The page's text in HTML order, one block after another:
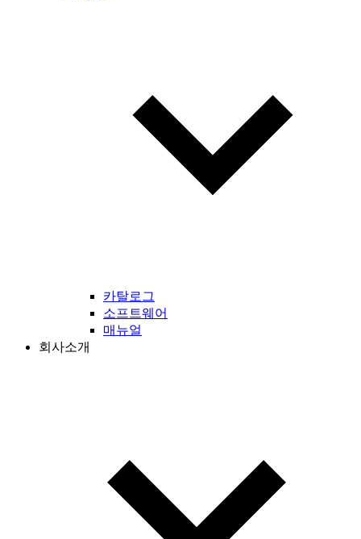
카탈로그
소프트웨어
매뉴얼
회사소개